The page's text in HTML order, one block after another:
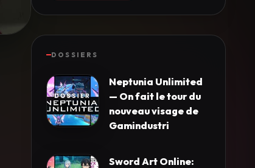
DOSSIERS
Neptunia Unlimited
— On fait le tour du
nouveau visage de
Gamindustri
Sword Art Online: